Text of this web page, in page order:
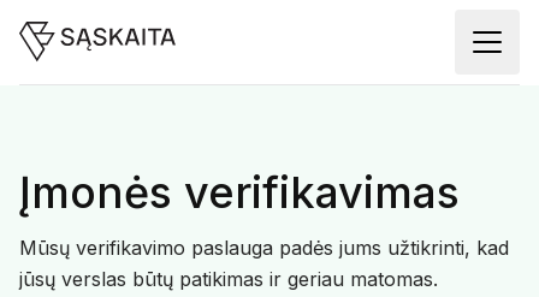
Įmonės verifikavimas
Mūsų verifikavimo paslauga padės jums užtikrinti, kad
jūsų verslas būtų patikimas ir geriau matomas.